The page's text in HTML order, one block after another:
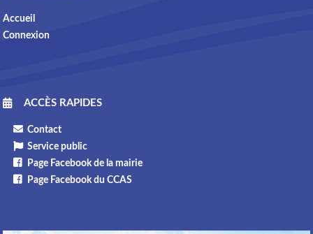
Accueil
Connexion
ACCÈS RAPIDES
Contact
Service public
Page Facebook de la mairie
Page Facebook du CCAS